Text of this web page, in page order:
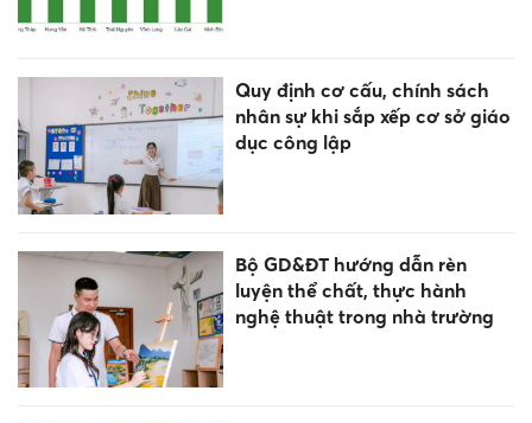
Quy định cơ cấu, chính sách
nhân sự khi sắp xếp cơ sở giáo
dục công lập
Bộ GD&ĐT hướng dẫn rèn
luyện thể chất, thực hành
nghệ thuật trong nhà trường